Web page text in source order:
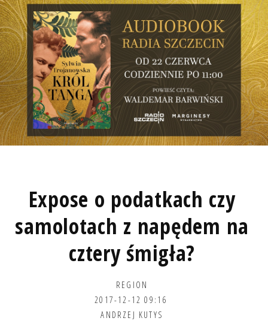
Expose o podatkach czy
samolotach z napędem na
cztery śmigła?
REGION
2017-12-12 09:16
ANDRZEJ KUTYS